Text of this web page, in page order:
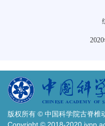
2020
版权所有 © 中国科学院古脊椎